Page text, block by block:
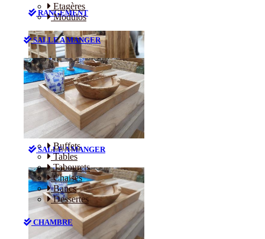
Etagères
Modulos
SALLE A MANGER
Buffets
Tables
Tabourets
Chaises
Bancs
Dessertes
CHAMBRE
RANGEMENT
Etagères
Modulos
SALLE A MANGER